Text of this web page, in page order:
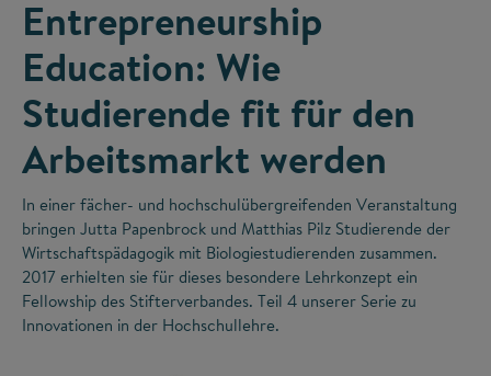
Entrepreneurship
Education: Wie
Studierende fit für den
Arbeitsmarkt werden
In einer fächer- und hochschulübergreifenden Veranstaltung
bringen Jutta Papenbrock und Matthias Pilz Studierende der
Wirtschaftspädagogik mit Biologiestudierenden zusammen.
2017 erhielten sie für dieses besondere Lehrkonzept ein
Fellowship des Stifterverbandes. Teil 4 unserer Serie zu
Innovationen in der Hochschullehre.